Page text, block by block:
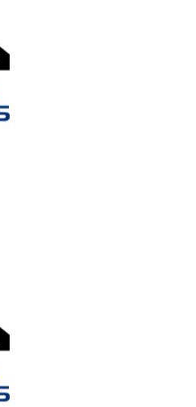
acabamentos com
padrões
produção:
reduzem o
sem a
não só melhora a
também aumenta
abrangendo